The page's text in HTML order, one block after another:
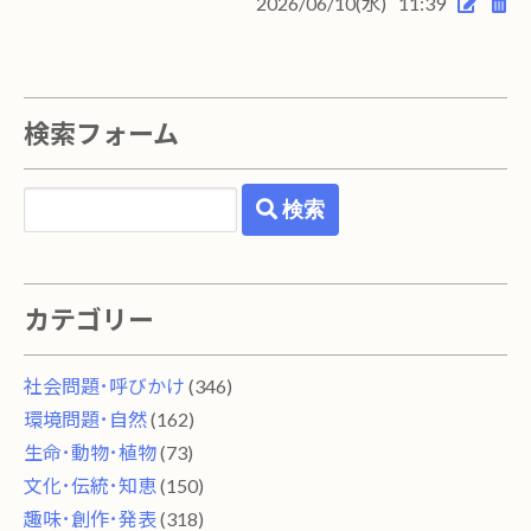
検索フォーム
検索
カテゴリー
社会問題･呼びかけ (346)
環境問題･自然(162)
生命･動物･植物(73)
文化･伝統･知恵 (150)
趣味･創作･発表(318)